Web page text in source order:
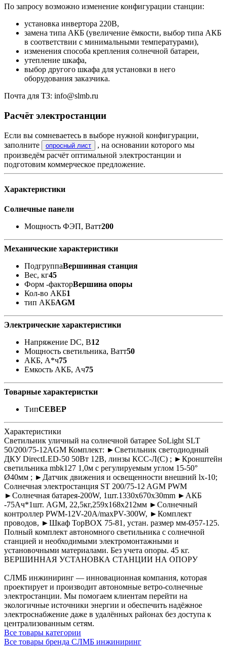
По запросу возможно изменение конфигурации станции:
установка инвертора 220В,
замена типа АКБ (увеличение ёмкости, выбор типа АКБ
в соответствии с минимальными температурами),
изменения способа крепления солнечной батареи,
утепление шкафа,
выбор другого шкафа для установки в него
оборудования заказчика.
Почта для ТЗ: info@slmb.ru
Расчёт электростанции
Если вы сомневаетесь в выборе нужной конфигурации,
заполните
опросный лист
, на основании которого мы
произведём расчёт оптимальной электростанции и
подготовим коммерческое предложение.
Характеристики
Солнечные панели
Мощность ФЭП, Ватт200
Механические характеристики
ПодгруппаВершинная станция
Вес, кг45
Форм -факторВершина опоры
Кол-во АКБ1
тип АКБAGM
Электрические характеристики
Напряжение DC, В12
Мощность светильника, Ватт50
АКБ, А*ч75
Емкость АКБ, Ач75
Товарные характеристки
ТипСЕВЕР
Характеристики
Светильник уличный на солнечной батарее SoLight SLT
50/200/75-12AGM Комплект: ►Светильник светодиодный
ДКУ DirectLED-50 50Вт 12В, линзы КСС-Л(С) ; ►Кронштейн
светильника mbk127 1,0м с регулируемым углом 15-50°
Ø40мм ; ►Датчик движения и освещенности внешний lx-10;
Солнечная электростанция ST 200/75-12 AGM PWM
►Солнечная батарея-200W, 1шт.1330х670x30mm ►АКБ
-75Ач*1шт. AGM, 22,5кг,259x168x212мм ►Солнечный
контроллер PWM-12V-20A/maxPV-300W, ►Комплект
проводов, ►Шкаф TopBOX 75-81, устан. размер мм-Ø57-125.
Полный комплект автономного светильника с солнечной
станцией и необходимыми электромонтажными и
установочными материалами. Без учета опоры. 45 кг.
ВЕРШИННАЯ УСТАНОВКА СТАНЦИИ НА ОПОРУ
СЛМБ инжиниринг — инновационная компания, которая
проектирует и производит автономные ветро‑солнечные
электростанции. Мы помогаем клиентам перейти на
экологичные источники энергии и обеспечить надёжное
электроснабжение даже в удалённых районах без доступа к
централизованным сетям.
Все товары категории
Все товары бренда СЛМБ инжиниринг